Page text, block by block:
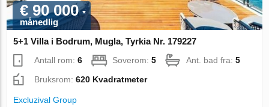
€ 90 000
månedlig
5+1 Villa i Bodrum, Mugla, Tyrkia Nr. 179227
Antall rom:6 Soverom:5 Ant. bad fra:5
Bruksrom:620 Kvadratmeter
Excluzival Group